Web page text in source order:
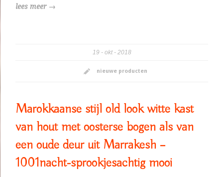
lees meer →
19 okt 2018
nieuwe producten
Marokkaanse stijl old look witte kast
van hout met oosterse bogen als van
een oude deur uit Marrakesh –
1001nacht-sprookjesachtig mooi